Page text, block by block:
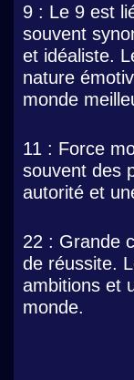
9 : Le 9 est
souvent
et idéaliste.
nature
monde
11 : Force
souvent des
autorité et
22 : Grande
de réussite.
ambitions et
monde.